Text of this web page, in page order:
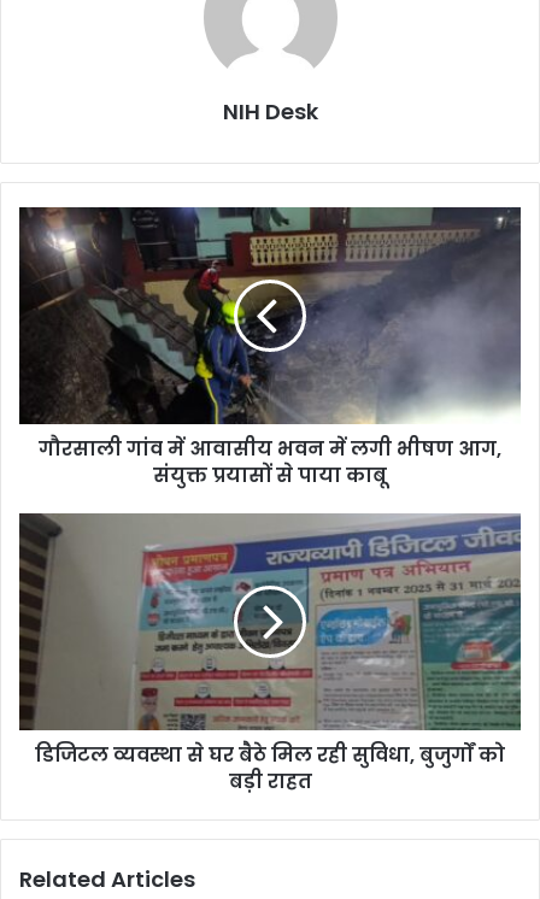
NIH Desk
गौरसाली
गांव
आवासीय
लगी
आग,
संयुक्त
पाया
काबू
गौरसाली गांव में आवासीय भवन में लगी भीषण आग,
संयुक्त प्रयासों से पाया काबू
डिजिटल
व्यवस्था
से
घर
बैठे
मिल
रही
सुविधा,
बुजुर्गों
डिजिटल व्यवस्था से घर बैठे मिल रही सुविधा, बुजुर्गों को
बड़ी राहत
Related Articles